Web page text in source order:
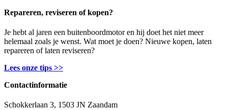
Repareren, reviseren of kopen?
Je hebt al jaren een buitenboordmotor en hij doet het niet meer
helemaal zoals je wenst. Wat moet je doen? Nieuwe kopen, laten
repareren of laten reviseren?
Lees onze tips >>
Contactinformatie
Schokkerlaan 3, 1503 JN Zaandam